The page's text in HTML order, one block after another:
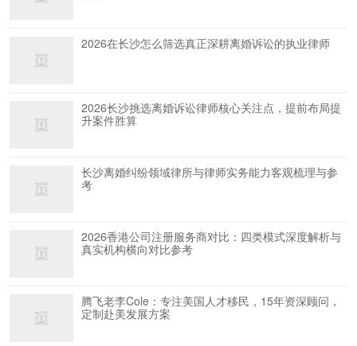
2026在长沙怎么筛选真正深耕离婚诉讼的执业律师
2026长沙挑选离婚诉讼律师核心关注点，提前布局提
升案件胜算
长沙离婚纠纷领域律所与律师实务能力客观梳理与参
考
2026香港公司注册服务商对比：四类模式深度解析与
真实机构横向对比参考
腾飞老李Cole：专注美国人才移民，15年资深顾问，
定制赴美发展方案